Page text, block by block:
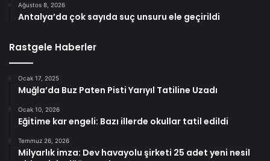
Ağustos 8, 2026
Antalya’da çok sayıda suç unsuru ele geçirildi
Rastgele Haberler
Ocak 17, 2025
Muğla’da Buz Paten Pisti Yarıyıl Tatiline Uzadı
Ocak 10, 2026
Eğitime kar engeli: Bazı illerde okullar tatil edildi
Temmuz 26, 2026
Milyarlık imza: Dev havayolu şirketi 25 adet yeni nesil